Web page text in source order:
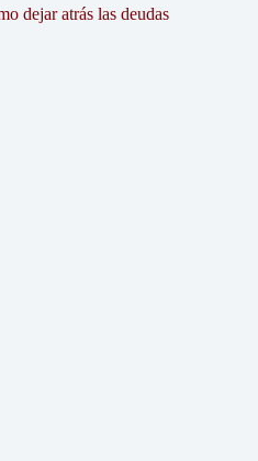
dejar atrás las deudas